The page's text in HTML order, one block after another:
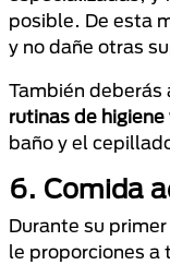
posible. De esta
y no dañe otras
También deberás
rutinas de higiene
baño y el
6. Comida
Durante su
le proporciones a